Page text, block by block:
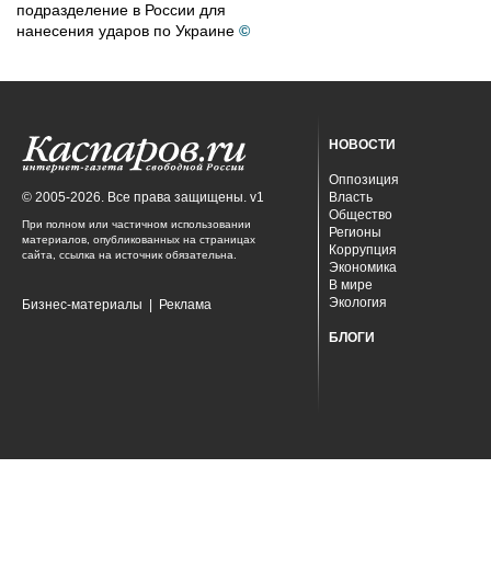
подразделение в России для
нанесения ударов по Украине ©
© 2005-2026. Все права защищены. v1
При полном или частичном использовании
материалов, опубликованных на страницах
сайта, ссылка на источник обязательна.
Бизнес-материалы Реклама
НОВОСТИ
Оппозиция
Власть
Общество
Регионы
Коррупция
Экономика
В мире
Экология
БЛОГИ